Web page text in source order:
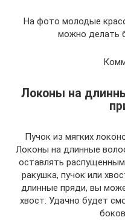
На фото молодые
можно делать
Локоны на
Пучок из мягких
Локоны на длинные
оставлять
ракушка, пучок или
длинные пряди, вы
хвост. Удачно будет